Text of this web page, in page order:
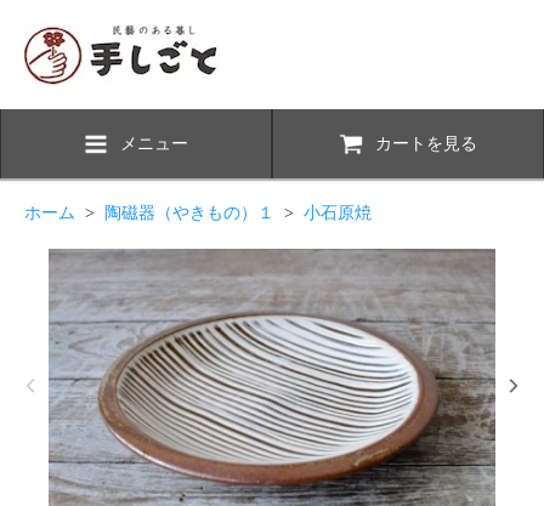
メニュー カートを見る
ホーム > 陶磁器（やきもの）１ > 小石原焼